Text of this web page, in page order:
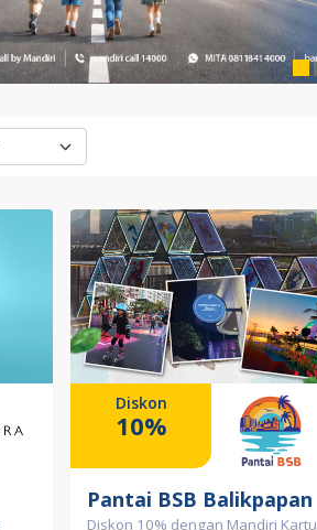
Diskon
10%
Pantai BSB Balikpapan
Diskon 10% dengan Mandiri Kartu